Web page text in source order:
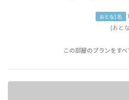
おとな1名
(おと
この部屋のプランをすべ